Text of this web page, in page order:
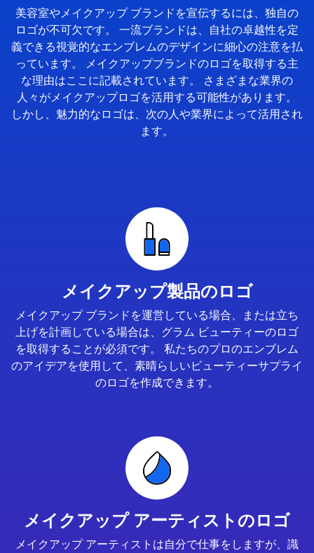
美容室やメイクアップ ブランドを宣伝するには、独自の
ロゴが不可欠です。 一流ブランドは、自社の卓越性を定
義できる視覚的なエンブレムのデザインに細心の注意を払
っています。 メイクアップブランドのロゴを取得する主
な理由はここに記載されています。 さまざまな業界の
人々がメイクアップロゴを活用する可能性があります。
しかし、魅力的なロゴは、次の人や業界によって活用され
ます。
メイクアップ製品のロゴ
メイクアップ ブランドを運営している場合、または立ち
上げを計画している場合は、グラム ビューティーのロゴ
を取得することが必須です。 私たちのプロのエンブレム
のアイデアを使用して、素晴らしいビューティーサプライ
のロゴを作成できます。
メイクアップ アーティストのロゴ
メイクアップ アーティストは自分で仕事をしますが、識